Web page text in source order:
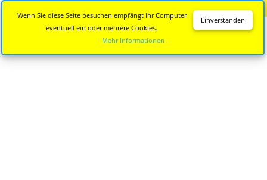
Einverstanden
Wenn Sie diese Seite besuchen empfängt Ihr Computer
eventuell ein oder mehrere Cookies.
Mehr Informationen